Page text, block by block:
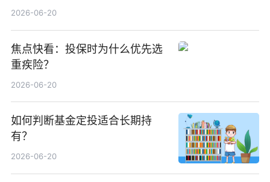
2026-06-20
焦点快看：投保时为什么优先选
重疾险？
2026-06-20
如何判断基金定投适合长期持
有？
2026-06-20